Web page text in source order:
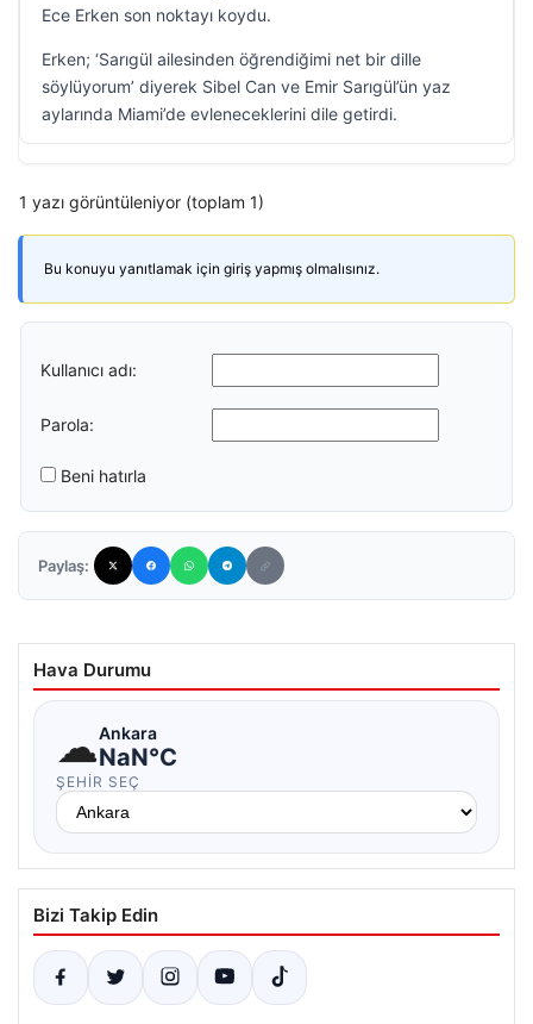
Ece Erken son noktayı koydu.
Erken; ‘Sarıgül ailesinden öğrendiğimi net bir dille
söylüyorum’ diyerek Sibel Can ve Emir Sarıgül’ün yaz
aylarında Miami’de evleneceklerini dile getirdi.
1 yazı görüntüleniyor (toplam 1)
Bu konuyu yanıtlamak için giriş yapmış olmalısınız.
Kullanıcı adı:
Parola:
Beni hatırla
Paylaş:
Hava Durumu
☁Ankara
NaN°C
ŞEHIR SEÇ
Bizi Takip Edin